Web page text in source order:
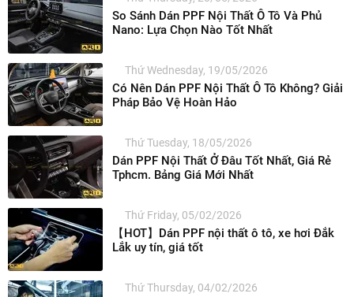
So Sánh Dán PPF Nội Thất Ô Tô Và Phủ
Nano: Lựa Chọn Nào Tốt Nhất
Thứ Wednesday, 19/05/2026
Có Nên Dán PPF Nội Thất Ô Tô Không? Giải
Pháp Bảo Vệ Hoàn Hảo
Thứ Tuesday, 18/05/2026
Dán PPF Nội Thất Ở Đâu Tốt Nhất, Giá Rẻ
Tphcm. Bảng Giá Mới Nhất
Thứ Friday, 05/02/2026
【HOT】Dán PPF nội thất ô tô, xe hơi Đắk
Lắk uy tín, giá tốt
Thứ Thursday, 04/02/2026